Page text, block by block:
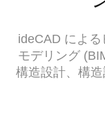
ideCAD によ
モデリング
構造設計、構